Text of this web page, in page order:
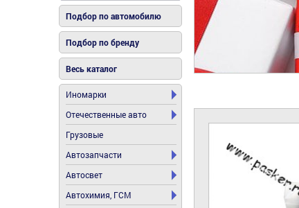
Подбор по автомобилю
Подбор по бренду
Весь каталог
Иномарки
Отечественные авто
Грузовые
Автозапчасти
Автосвет
Автохимия, ГСМ